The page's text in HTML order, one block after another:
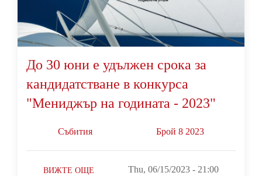
До 30 юни е удължен срока за
кандидатстване в конкурса
"Мениджър на годината - 2023"
Събития Брой 8 2023
ВИЖТЕ ОЩЕ Thu, 06/15/2023 - 21:00